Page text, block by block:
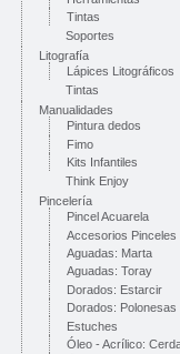
Tintas
Soportes
Litografía
Lápices Litográficos
Tintas
Manualidades
Pintura dedos
Fimo
Kits Infantiles
Think Enjoy
Pincelería
Pincel Acuarela
Accesorios Pinceles
Aguadas: Marta
Aguadas: Toray
Dorados: Estarcir
Dorados: Polonesas
Estuches
Óleo - Acrílico: